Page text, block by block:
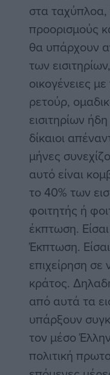
στα ταχύπλοα,
προορισμούς
θα υπάρχουν
των
οικογένειες
ρετούρ,
εισιτηρίων
δίκαιοι
μήνες
αυτό είναι
το 40% των
φοιτητής ή
έκπτωση.
Έκπτωση.
επιχείρηση
κράτος.
από αυτά τα
υπάρξουν
τον μέσο
πολιτική